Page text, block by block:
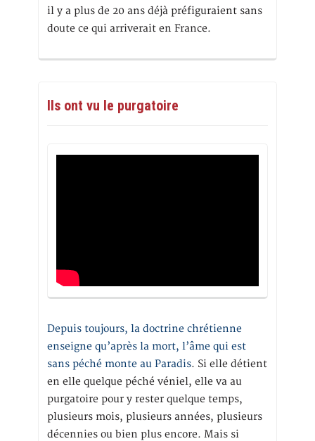
il y a plus de 20 ans déjà préfiguraient sans
doute ce qui arriverait en France.
Ils ont vu le purgatoire
Depuis toujours, la doctrine chrétienne
enseigne qu’après la mort, l’âme qui est
sans péché monte au Paradis. Si elle détient
en elle quelque péché véniel, elle va au
purgatoire pour y rester quelque temps,
plusieurs mois, plusieurs années, plusieurs
décennies ou bien plus encore. Mais si